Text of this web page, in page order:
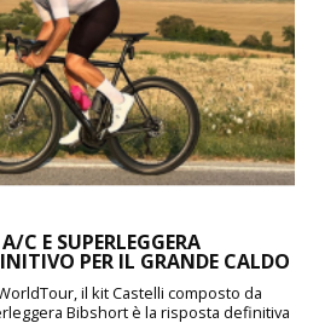
C E SUPERLEGGERA
PER IL GRANDE CALDO
il kit Castelli composto da
Bibshort è la risposta definitiva